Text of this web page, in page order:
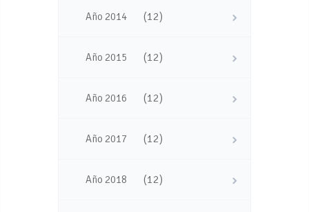
Año 2014 (12)
Año 2015 (12)
Año 2016 (12)
Año 2017 (12)
Año 2018 (12)